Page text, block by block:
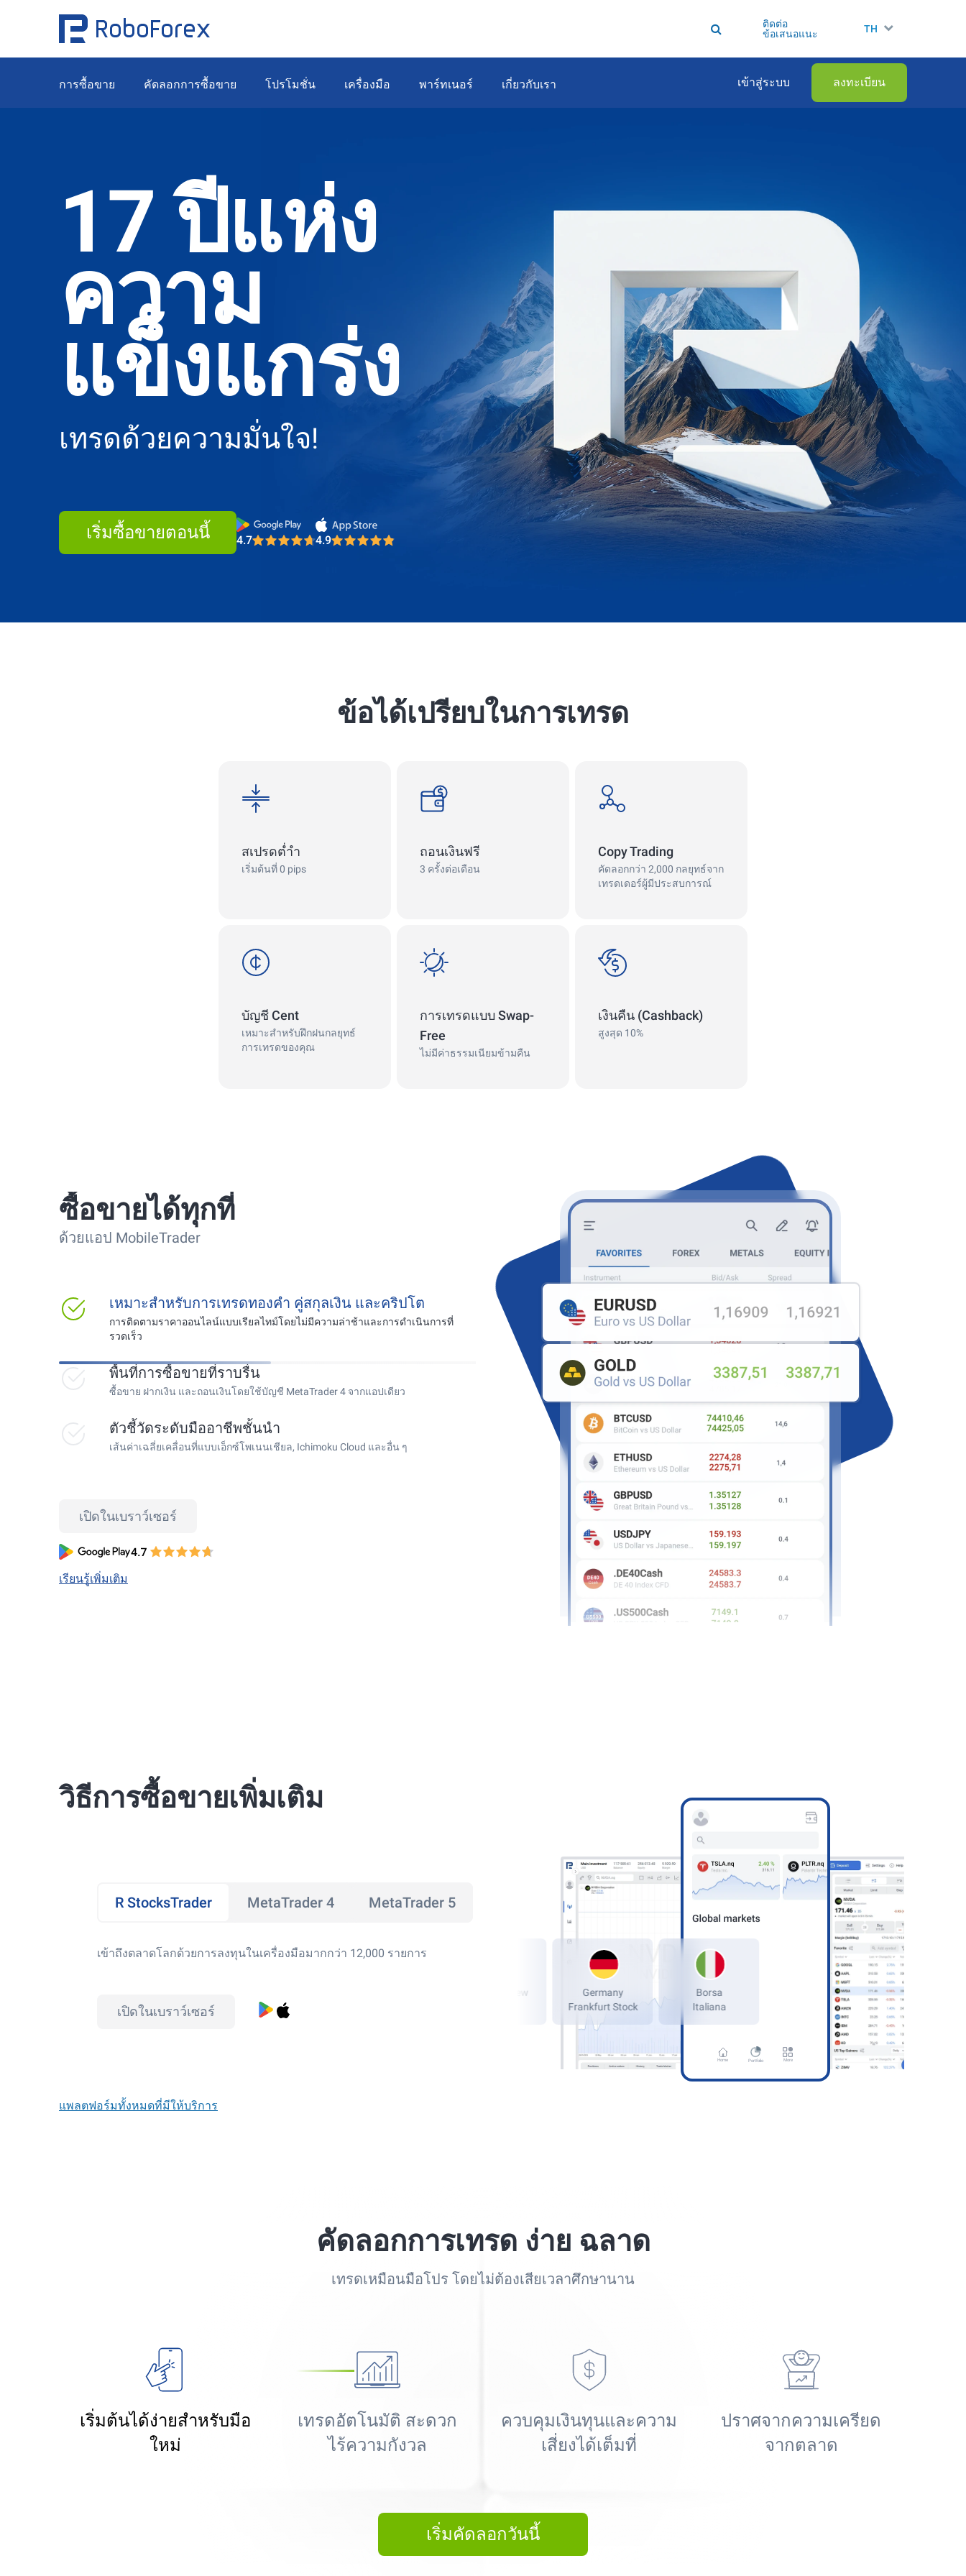
ติดต่อ
ข้อเสนอแนะ
TH
การซื้อขาย คัดลอกการซื้อขาย โปรโมชั่น เครื่องมือ พาร์ทเนอร์ เกี่ยวกับเรา เข้าสู่ระบบ ลงทะเบียน
17 ปีแห่ง
ความ
แข็งแกร่ง
เทรดด้วยความมั่นใจ!
เริ่มซื้อขายตอนนี้
4.7 4.9
4.7 4.9
ข้อได้เปรียบในการเทรด
สเปรดต่ำำ
เริ่มต้นที่ 0 pips
ถอนเงินฟรี
3 ครั้งต่อเดือน
Copy Trading
คัดลอกกว่า 2,000 กลยุทธ์จาก
เทรดเดอร์ผู้มีประสบการณ์
บัญชี Cent
เหมาะสำหรับฝึกฝนกลยุทธ์
การเทรดของคุณ
การเทรดแบบ Swap-
Free
ไม่มีค่าธรรมเนียมข้ามคืน
เงินคืน (Cashback)
สูงสุด 10%
ซื้อขายได้ทุกที่
ด้วยแอป MobileTrader
เหมาะสำหรับการเทรดทองคำ คู่สกุลเงิน และคริปโต
การติดตามราคาออนไลน์แบบเรียลไทม์โดยไม่มีความล่าช้าและการดำเนินการที่
รวดเร็ว
พื้นที่การซื้อขายที่ราบรื่น
ซื้อขาย ฝากเงิน และถอนเงินโดยใช้บัญชี MetaTrader 4 จากแอปเดียว
ตัวชี้วัดระดับมืออาชีพชั้นนำ
เส้นค่าเฉลี่ยเคลื่อนที่แบบเอ็กซ์โพเนนเชียล, Ichimoku Cloud และอื่น ๆ
เปิดในเบราว์เซอร์
เรียนรู้เพิ่มเติม
วิธีการซื้อขายเพิ่มเติม
R StocksTrader MetaTrader 4 MetaTrader 5
เข้าถึงตลาดโลกด้วยการลงทุนในเครื่องมือมากกว่า 12,000 รายการ
เปิดในเบราว์เซอร์
Home Portfolio More
NASDAQ, New
Frankfurt Stock
แพลตฟอร์มทั้งหมดที่มีให้บริการ
คัดลอกการเทรด ง่าย ฉลาด
เทรดเหมือนมือโปร โดยไม่ต้องเสียเวลาศึกษานาน
เริ่มต้นได้ง่ายสำหรับมือ
ใหม่
เทรดอัตโนมัติ สะดวก
ไร้ความกังวล
ควบคุมเงินทุนและความ
เสี่ยงได้เต็มที่
ปราศจากความเครียด
จากตลาด
เริ่มคัดลอกวันนี้
Best Copy Trading Platform 2025